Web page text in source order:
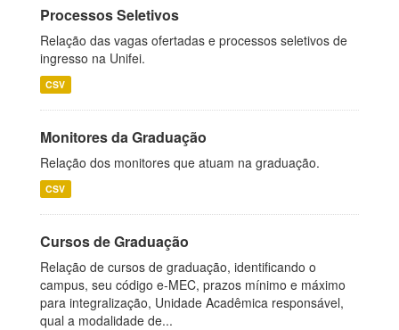
Processos Seletivos
Relação das vagas ofertadas e processos seletivos de
ingresso na Unifei.
CSV
Monitores da Graduação
Relação dos monitores que atuam na graduação.
CSV
Cursos de Graduação
Relação de cursos de graduação, identificando o
campus, seu código e-MEC, prazos mínimo e máximo
para integralização, Unidade Acadêmica responsável,
qual a modalidade de...